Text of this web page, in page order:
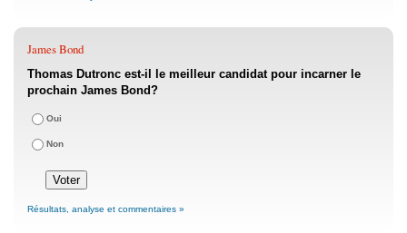
James Bond
Thomas Dutronc est-il le meilleur candidat pour incarner le
prochain James Bond?
Oui
Non
Résultats, analyse et commentaires »